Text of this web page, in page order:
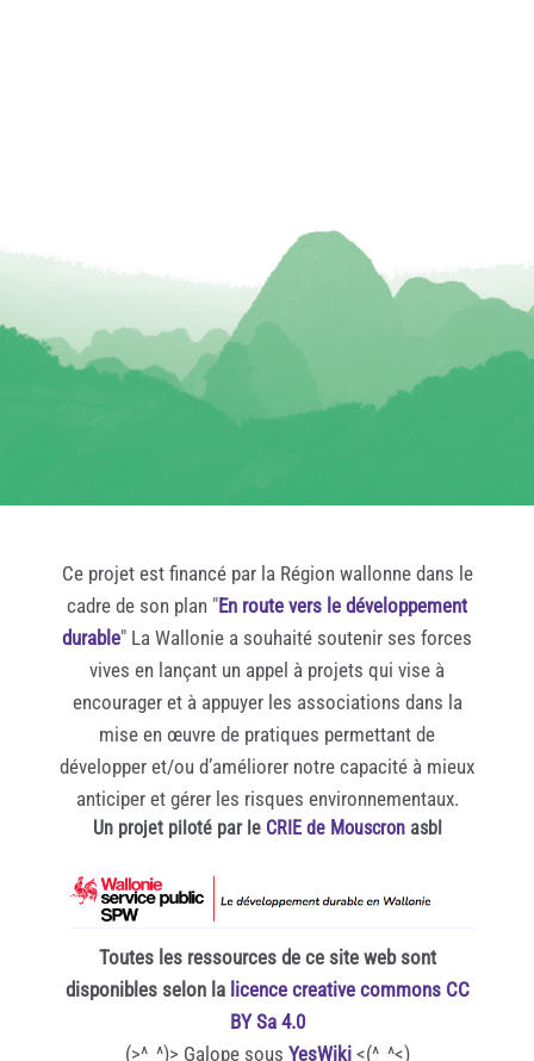
Ce projet est financé par la Région wallonne dans le
cadre de son plan "En route vers le développement
durable" La Wallonie a souhaité soutenir ses forces
vives en lançant un appel à projets qui vise à
encourager et à appuyer les associations dans la
mise en œuvre de pratiques permettant de
développer et/ou d’améliorer notre capacité à mieux
anticiper et gérer les risques environnementaux.
Un projet piloté par le CRIE de Mouscronasbl
Toutes les ressources de ce site web sont
disponibles selon la licence creative commons CC
BY Sa 4.0
(>^_^)> Galope sous YesWiki<(^_^<)